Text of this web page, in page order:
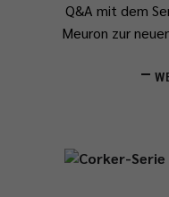
Q&A mit dem
Meuron zur